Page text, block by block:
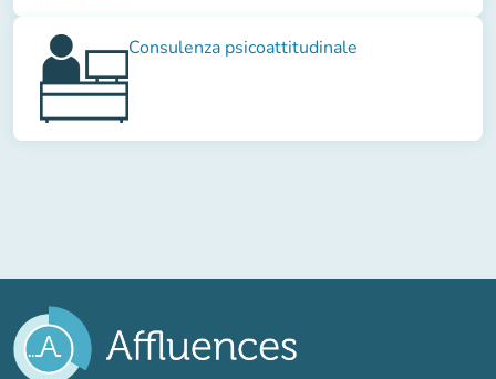
Consulenza psicoattitudinale